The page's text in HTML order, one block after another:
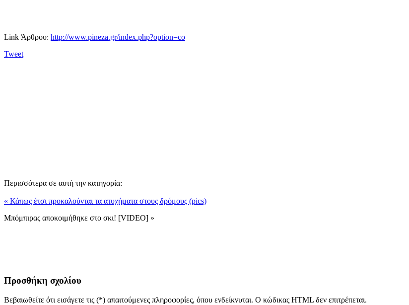
Link Άρθρου: http://www.pineza.gr/index.php?option=co
Tweet
Περισσότερα σε αυτή την κατηγορία:
« Κάπως έτσι προκαλούνται τα ατυχήματα στους δρόμους (pics)
Μπόμπιρας αποκοιμήθηκε στο σκι! [VIDEO] »
Προσθήκη σχολίου
Βεβαιωθείτε ότι εισάγετε τις (*) απαιτούμενες πληροφορίες, όπου ενδείκνυται. Ο κώδικας HTML δεν επιτρέπεται.